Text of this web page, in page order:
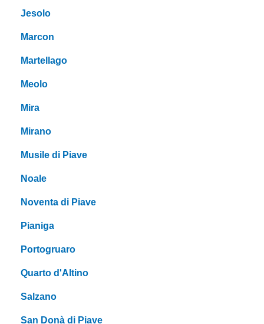
Jesolo
Marcon
Martellago
Meolo
Mira
Mirano
Musile di Piave
Noale
Noventa di Piave
Pianiga
Portogruaro
Quarto d'Altino
Salzano
San Donà di Piave